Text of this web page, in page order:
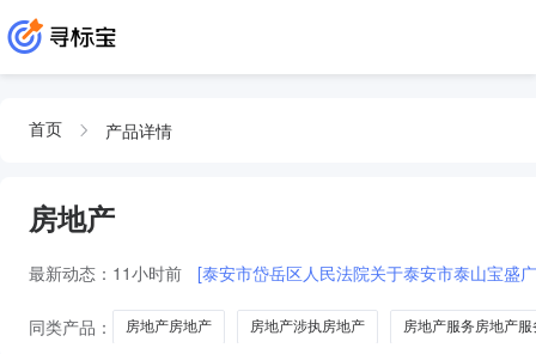
首页 产品详情
房地产
最新动态： 11小时前 [泰安市岱岳区人民法院关于泰安市泰山宝盛
同类产品： 房地产房地产 房地产涉执房地产 房地产服务房地产服